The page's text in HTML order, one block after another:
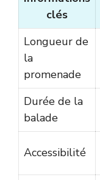
clés
Longueur de
la
promenade
Durée de la
balade
Accessibilité